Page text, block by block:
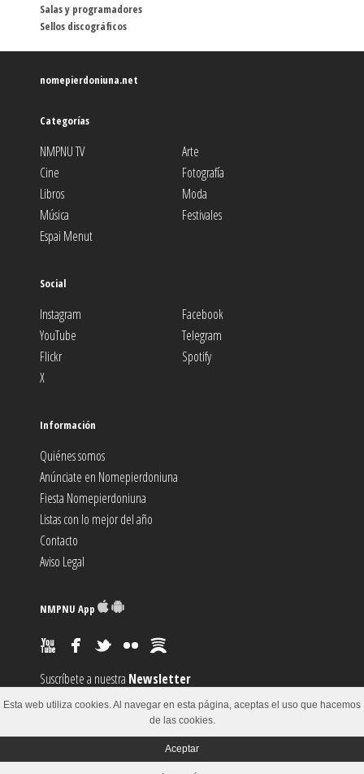
Salas y programadores
Sellos discográficos
nomepierdoniuna.net
Categorías
NMPNU TV
Arte
Cine
Fotografía
Libros
Moda
Música
Festivales
Espai Menut
Social
Instagram
Facebook
YouTube
Telegram
Flickr
Spotify
X
Información
Quiénes somos
Anúnciate en Nomepierdoniuna
Fiesta Nomepierdoniuna
Listas con lo mejor del año
Contacto
Aviso Legal
NMPNU App
Suscríbete a nuestra Newsletter
Suscríbete al canalRSS
© 2002-2018
Esta web utiliza cookies. Al navegar en esta página, aceptas el uso que hacemos
de las cookies.
Aceptar